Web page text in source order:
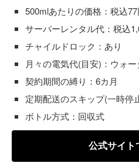
500mlあたりの価格：税込
サーバーレンタル代：税込
チャイルドロック：あり
月々の電気代(目安)：ウォ
契約期間の縛り：6カ月
定期配送のスキップ(一時停
ボトル方式：回収式
公式サイト